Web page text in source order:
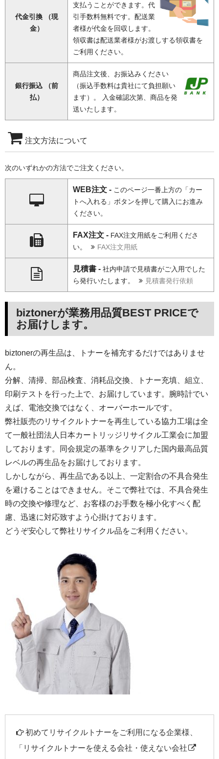
代金引換 （現
金）
支払うことができます。代
引手数料無料です。配送業
者様が代金を回収します。
領収書は配送業者様がお渡しする領収書を
ご利用ください。
銀行振込 （前
払）
商品注文後、お振込みください
（振込手数料は貴社にて負担願い
ます）。 入金確認次第、商品を発
送いたします。
注文方法について
次のいずれかの方法でご注文ください。
WEB注文 - このページ一番上方の「カー
トへ入れる」ボタンを押して購入にお進み
ください。
FAX注文 - FAX注文用紙をご利用くださ
い。
FAX注文用紙
見積書 - 社内申請で見積書がご入用でした
ら発行いたします。
見積書発行依頼
biztonerが業務用品質BEST PRICEで
お届けします。
biztonerの再生品は、トナーを補充するだけではありませ
ん。
分解、清掃、部品検査、消耗品交換、トナー充填、組立、
印刷テストを行った上で、お届けしています。腕時計でい
えば、電池交換ではなく、オーバーホールです。
弊社販売のリサイクルトナーを再生している協力工場は全
て一般社団法人日本カートリッジリサイクル工業会に加盟
しております。同会規定の基準をクリアした国内最高品質
レベルの再生品をお届けしております。
しかしながら、再生品である以上、一定割合の不具合発生
を避けることはできません。そこで弊社では、不具合発生
時の交換や修理など、お客様のお手数を極小化すべく配
慮、迅速に対応致すよう心掛けております。
どうぞ安心して弊社リサイクル品をご利用ください。
初めてリサイクルトナーをご利用になる企業様、
「 リサイクルトナーを使える会社・使えない会社